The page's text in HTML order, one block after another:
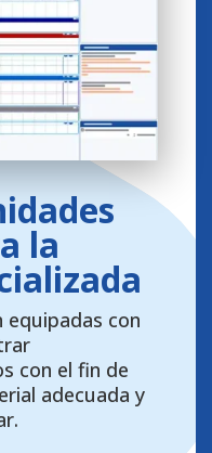
la
equipadas con
con el fin de
adecuada y